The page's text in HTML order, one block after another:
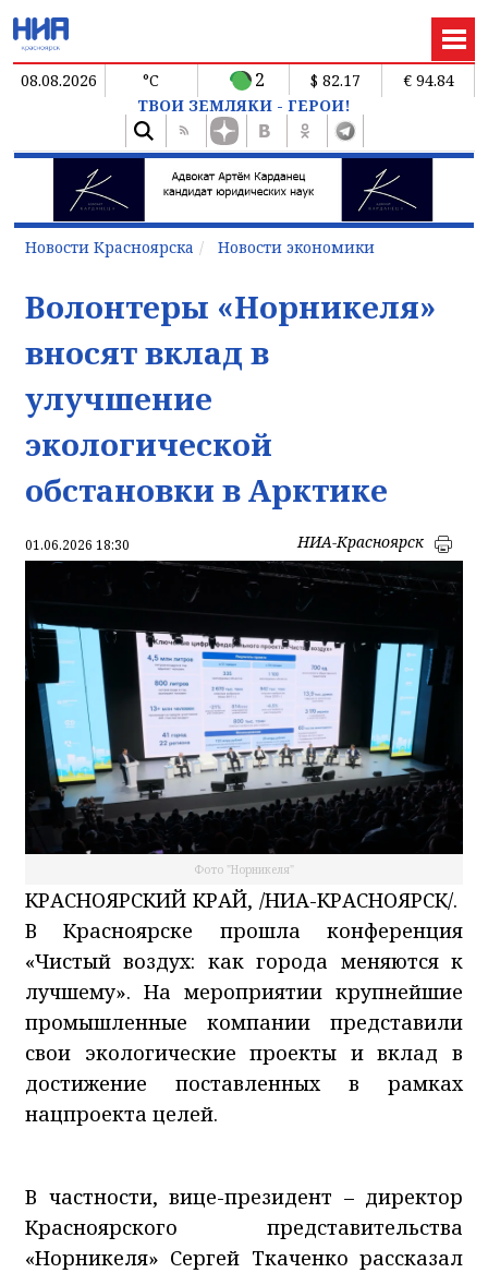
08.08.2026 °C 2 $ 82.17
€ 94.84
ТВОИ ЗЕМЛЯКИ - ГЕРОИ!
Новости Красноярска Новости экономики
Волонтеры «Норникеля»
вносят вклад в
улучшение
экологической
обстановки в Арктике
01.06.2026 18:30 НИА-Красноярск
Фото "Норникеля"
КРАСНОЯРСКИЙ КРАЙ, /НИА-КРАСНОЯРСК/.
В Красноярске прошла конференция
«Чистый воздух: как города меняются к
лучшему». На мероприятии крупнейшие
промышленные компании представили
свои экологические проекты и вклад в
достижение поставленных в рамках
нацпроекта целей.
В частности, вице-президент – директор
Красноярского представительства
«Норникеля» Сергей Ткаченко рассказал